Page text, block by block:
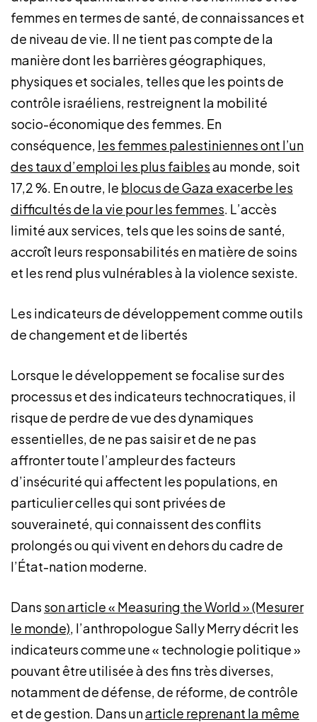
femmes en termes de santé, de connaissances et
de niveau de vie. Il ne tient pas compte de la
manière dont les barrières géographiques,
physiques et sociales, telles que les points de
contrôle israéliens, restreignent la mobilité
socio-économique des femmes. En
conséquence, les femmes palestiniennes ont l’un
des taux d’emploi les plus faiblesau monde, soit
17,2 %. En outre, le blocus de Gaza exacerbe les
difficultés de la vie pour les femmes. L’accès
limité aux services, tels que les soins de santé,
accroît leurs responsabilités en matière de soins
et les rend plus vulnérables à la violence sexiste.
Les indicateurs de développement comme outils
de changement et de libertés
Lorsque le développement se focalise sur des
processus et des indicateurs technocratiques, il
risque de perdre de vue des dynamiques
essentielles, de ne pas saisir et de ne pas
affronter toute l’ampleur des facteurs
d’insécurité qui affectent les populations, en
particulier celles qui sont privées de
souveraineté, qui connaissent des conflits
prolongés ou qui vivent en dehors du cadre de
l’État-nation moderne.
Dans son article « Measuring the World » (Mesurer
le monde), l’anthropologue Sally Merry décrit les
indicateurs comme une « technologie politique »
pouvant être utilisée à des fins très diverses,
notamment de défense, de réforme, de contrôle
et de gestion. Dans unarticle reprenant la même